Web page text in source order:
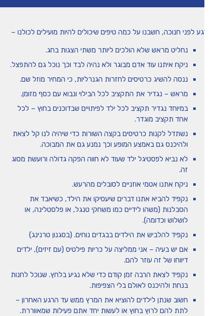
משחקים ופעילויות
הכה את המומחה
לפני חנוכה, חשבנו על כמה טיפים שיכולים להיות מועילים לכולנו –
נחליט מראש שלא הולכים ליותר משתי הצגות בחג.
ניקח איתנו עוד אדם מבוגר ולא נהיה לבד וכך נוכל גם להתפצל.
ננסה להשיג כרטיסים לחזרות הגנרליות, כי המחיר מוזל שם.
מראש – נגדיר את התקציב לכל הבילוי ונבוא עם כסף מזומן.
במיוחד נגדיר תקציב לכל ילד לפיתויים שבדוכנים בחוץ – לכל
אחד תקציב מוגדר.
נשתדל לקנות כרטיסים בקצה השורות כדי שיהיה לנו קל לצאת
ולהיכנס גם באמצע המופע וכך נמנע גם את המבוכה.
לא נביא לפסטיגל ילד שעוד לא חווה הפקה גדולה ורועשת מסוג
ניקח אתנו אטמי אוזניים לסובלים מהרעש.
נקפיד להביא אתנו דברים שיעסיקו את הילד, כשיאבד את
הסבלנות (משהו לידיים כמו משחקי טנגל, או פלסטלינה, או
לושלוש וכדומה).
נקפיד להלביש את הילדים בבגדים נוחים. (בסגנון טרנינג)
אם יש בעיה – אני ממליצה על כריות פילטיס (עם זיזים), ילדים
דיווחו של זה עוזר להם.
נקפיד לצאת הרבה זמן קודם כדי שלא נגיע בלחץ. שנוכל לחנות
בנחת ולהיכנס לאולם בלי הצפיפות.
חשוב שנתן לילדים להוציא את המרץ ממש עד הרגע האחרון –
לתת להם לרוץ בחוץ או לעשות יחד אתם פעילות שמאווררת.